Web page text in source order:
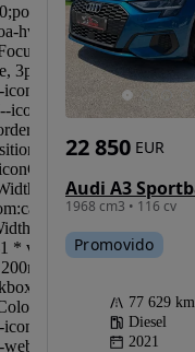
1968 cm3 • 116 cv
22 850 EUR
Promovido
77 629 km
Diesel
2021